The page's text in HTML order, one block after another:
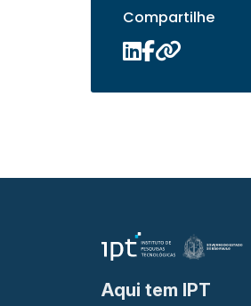
Compartilhe
Aqui tem IPT